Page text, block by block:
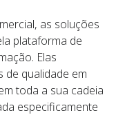
as soluções
plataforma de
Elas
qualidade em
toda a sua cadeia
especificamente